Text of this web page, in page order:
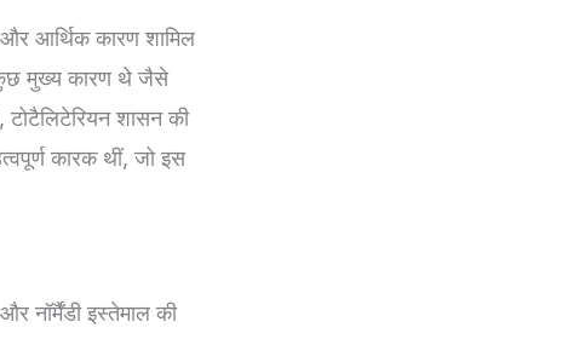
आर्थिक कारण शामिल
कुछ मुख्य कारण थे जैसे
टोटैलिटेरियन शासन की
कारक थीं, जो इस
नॉर्मैंडी इस्तेमाल की